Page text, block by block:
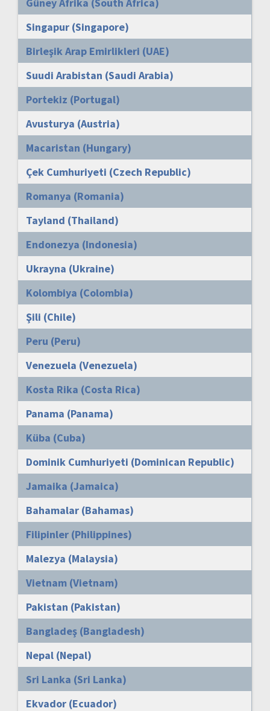
Singapur (Singapore)
Birleşik Arap Emirlikleri (UAE)
Suudi Arabistan (Saudi Arabia)
Portekiz (Portugal)
Avusturya (Austria)
Macaristan (Hungary)
Çek Cumhuriyeti (Czech Republic)
Romanya (Romania)
Tayland (Thailand)
Endonezya (Indonesia)
Ukrayna (Ukraine)
Kolombiya (Colombia)
Şili (Chile)
Peru (Peru)
Venezuela (Venezuela)
Kosta Rika (Costa Rica)
Panama (Panama)
Küba (Cuba)
Dominik Cumhuriyeti (Dominican Republic)
Jamaika (Jamaica)
Bahamalar (Bahamas)
Filipinler (Philippines)
Malezya (Malaysia)
Vietnam (Vietnam)
Pakistan (Pakistan)
Bangladeş (Bangladesh)
Nepal (Nepal)
Sri Lanka (Sri Lanka)
Ekvador (Ecuador)